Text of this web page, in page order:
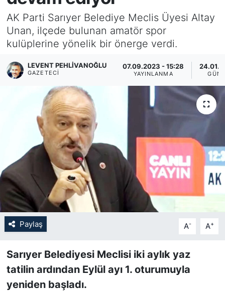
AK Parti Sarıyer Belediye Meclis Üyesi Altay
Unan, ilçede bulunan amatör spor
kulüplerine yönelik bir önerge verdi.
LEVENT PEHLIVANOĞLU
GAZETECI
07.09.2023 - 15:28
YAYINLANMA
Paylaş A- A+
Sarıyer Belediyesi Meclisi iki aylık yaz
tatilin ardından Eylül ayı 1. oturumuyla
yeniden başladı.
KÖŞE YAZILARI
KÖŞE YAZILARI (Arşiv)
KÜLTÜR SANAT
MAGAZİN
RÖPORTAJ
SAĞLIK
SARIYER HABERLERİ
SARIYER İMAR BARIŞI
SEKTÖR
SİYASET
SON DAKİKA HABERİ